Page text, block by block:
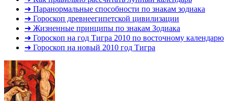
➜ Паранормальные способности по знакам зодиака
➜ Гороскоп древнеегипетской цивилизации
➜ Жизненные принципы по знакам Зодиака
➜ Гороскоп на год Тигра 2010 по восточному календарю
➜ Гороскоп на новый 2010 год Тигра